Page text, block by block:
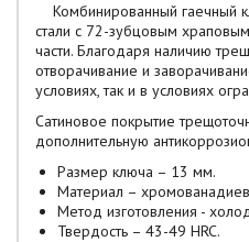
Комбинированный гаечный
стали с 72-зубцовым
части. Благодаря наличию
отворачивание и
условиях, так и в условиях
Сатиновое покрытие
дополнительную
Размер ключа – 13 мм.
Материал –
Метод изготовления -
Твердость – 43-49 HRC.